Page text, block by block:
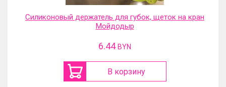
Силиконовый держатель для губок, щеток на кран
Мойдодыр
6.44 BYN
В корзину